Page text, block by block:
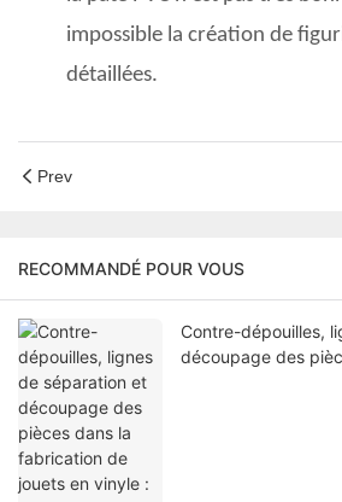
impossible la création de
détaillées.
Prev
RECOMMANDÉ POUR VOUS
Contre-dépouilles,
découpage des